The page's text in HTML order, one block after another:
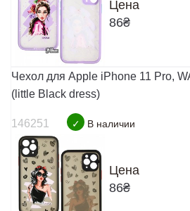
Цена
86₴
Чехол для Apple iPhone 11 Pro,
(little Black dress)
146251 ✓ В наличии
Цена
86₴